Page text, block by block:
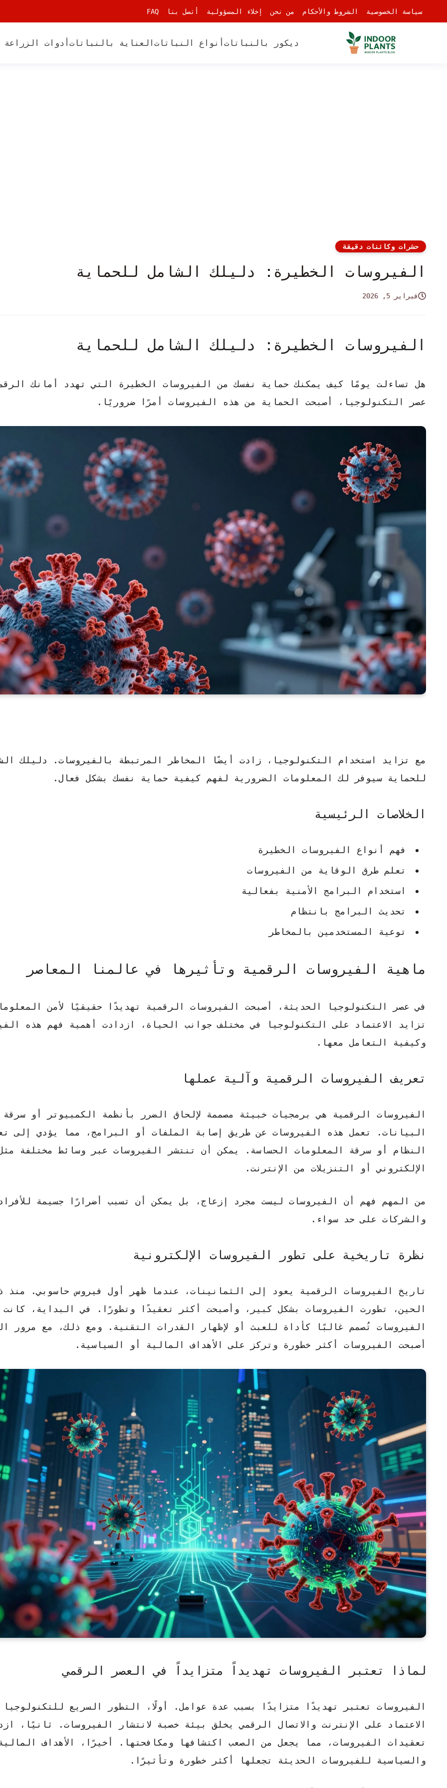
سياسة الخصوصية
الشروط والأحكام من نحن إخلاء المسؤولية أتصل بنا FAQ
ديكور بالنباتات أنواع النباتات العناية بالنباتات أدوات الزراعة
حشرات وكائنات دقيقة
الفيروسات الخطيرة: دليلك الشامل للحماية
فبراير 5, 2026
الفيروسات الخطيرة: دليلك الشامل للحماية
هل تساءلت يومًا كيف يمكنك حماية نفسك من الفيروسات الخطيرة التي تهدد أمانك
عصر التكنولوجيا، أصبحت الحماية من هذه الفيروسات أمرًا ضروريًا.
مع تزايد استخدام التكنولوجيا، زادت أيضًا المخاطر المرتبطة بالفيروسات. دليلك
للحماية سيوفر لك المعلومات الضرورية لفهم كيفية حماية نفسك بشكل فعال.
الخلاصات الرئيسية
فهم
أنواع الفيروسات الخطيرة
تعلم طرق الوقاية من الفيروسات
استخدام البرامج الأمنية بفعالية
تحديث البرامج بانتظام
توعية المستخدمين بالمخاطر
ماهية الفيروسات الرقمية وتأثيرها في عالمنا المعاصر
في عصر التكنولوجيا الحديثة، أصبحت الفيروسات الرقمية تهديدًا حقيقيًا لأمن
تزايد الاعتماد على التكنولوجيا في مختلف جوانب الحياة، ازدادت أهمية فهم هذه
وكيفية التعامل معها.
تعريف الفيروسات الرقمية وآلية عملها
الفيروسات الرقمية هي برمجيات خبيثة مصممة لإلحاق الضرر بأنظمة الكمبيوتر أو سرقة
البيانات. تعمل هذه الفيروسات عن طريق إصابة الملفات أو البرامج، مما يؤدي إلى
النظام أو سرقة المعلومات الحساسة. يمكن أن تنتشر الفيروسات عبر وسائط مختلفة
الإلكتروني أو التنزيلات من الإنترنت.
من المهم فهم أن الفيروسات ليست مجرد إزعاج، بل يمكن أن تسبب أضرارًا جسيمة
والشركات على حد سواء.
نظرة تاريخية على تطور الفيروسات الإلكترونية
تاريخ الفيروسات الرقمية يعود إلى الثمانينات، عندما ظهر أول فيروس حاسوبي. منذ
الحين، تطورت الفيروسات بشكل كبير، وأصبحت أكثر تعقيدًا وتطورًا. في البداية، كانت
الفيروسات تُصمم غالبًا كأداة للعبث أو لإظهار القدرات التقنية. ومع ذلك، مع مرور
أصبحت الفيروسات أكثر خطورة وتركز على الأهداف المالية أو السياسية.
لماذا تعتبر الفيروسات تهديداً متزايداً في العصر الرقمي
الفيروسات تعتبر تهديدًا متزايدًا بسبب عدة عوامل. أولًا، التطور السريع للتكنولوجيا
الاعتماد على الإنترنت والاتصال الرقمي يخلق بيئة خصبة لانتشار الفيروسات. ثانيًا،
تعقيدات الفيروسات، مما يجعل من الصعب اكتشافها ومكافحتها. أخيرًا، الأهداف
والسياسية للفيروسات الحديثة تجعلها أكثر خطورة وتأثيرًا.